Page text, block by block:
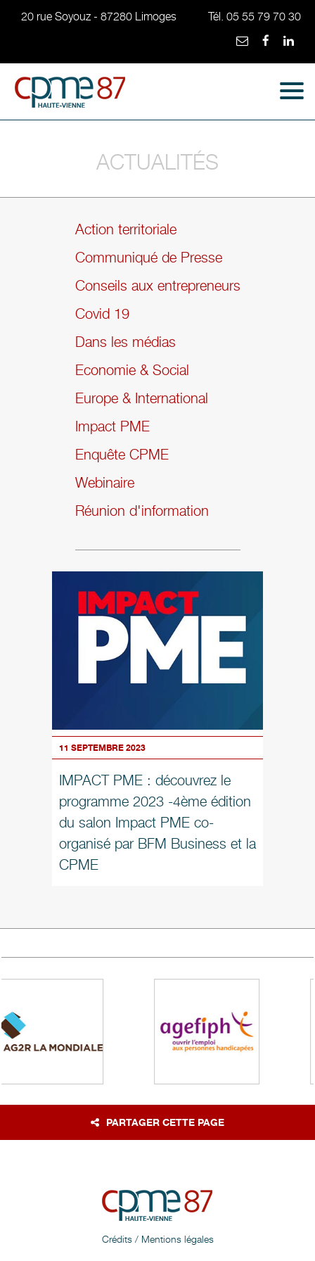
20 rue Soyouz - 87280 Limoges Tél. 05 55 79 70 30
ACTUALITÉS
Action territoriale
Communiqué de Presse
Conseils aux entrepreneurs
Covid 19
Dans les médias
Economie & Social
Europe & International
Impact PME
Enquête CPME
Webinaire
Réunion d'information
11 SEPTEMBRE 2023
IMPACT PME : découvrez le
programme 2023 -4ème édition
du salon Impact PME co-
organisé par BFM Business et la
CPME
PARTAGER CETTE PAGE
Crédits / Mentions légales